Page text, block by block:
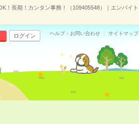
！長期！カンタン事務！（109405548）｜エンバイト
ログイン ヘルプ・お問い合わせ サイトマップ